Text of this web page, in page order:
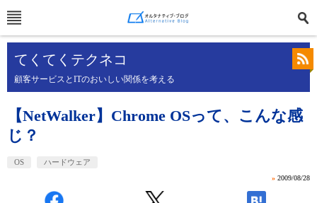
てくてくテクネコ
顧客サービスとITのおいしい関係を考える
【NetWalker】Chrome OSって、こんな感
じ？
OS ハードウェア
» 2009/08/28